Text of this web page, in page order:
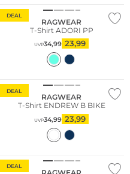
DEAL
RAGWEAR
T-Shirt ADORI PP
UVP34,99 23,99
DEAL
RAGWEAR
T-Shirt ENDREW B BIKE
UVP34,99 23,99
DEAL